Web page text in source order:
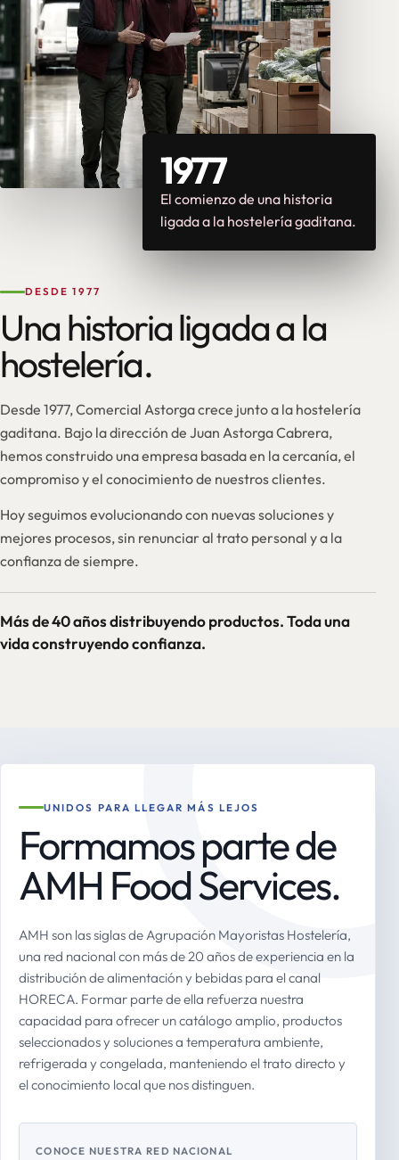
1977
El comienzo de una historia
ligada a la hostelería gaditana.
DESDE 1977
Una historia ligada a la
hostelería.
Desde 1977, Comercial Astorga crece junto a la hostelería
gaditana. Bajo la dirección de Juan Astorga Cabrera,
hemos construido una empresa basada en la cercanía, el
compromiso y el conocimiento de nuestros clientes.
Hoy seguimos evolucionando con nuevas soluciones y
mejores procesos, sin renunciar al trato personal y a la
confianza de siempre.
Más de 40 años distribuyendo productos. Toda una
vida construyendo confianza.
UNIDOS PARA LLEGAR MÁS LEJOS
Formamos parte de
AMH Food Services.
AMH son las siglas de Agrupación Mayoristas Hostelería,
una red nacional con más de 20 años de experiencia en la
distribución de alimentación y bebidas para el canal
HORECA. Formar parte de ella refuerza nuestra
capacidad para ofrecer un catálogo amplio, productos
seleccionados y soluciones a temperatura ambiente,
refrigerada y congelada, manteniendo el trato directo y
el conocimiento local que nos distinguen.
CONOCE NUESTRA RED NACIONAL